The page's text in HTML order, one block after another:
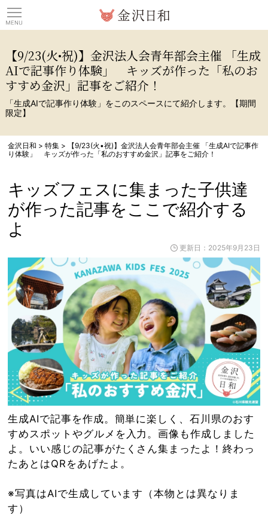
【9/23(火•祝)】金沢法人会青年部会主催 「生成
AIで記事作り体験」 キッズが作った「私のお
すすめ金沢」記事をご紹介！
「生成AIで記事作り体験」をこのスペースにて紹介します。【期間
限定】
金沢日和 >特集 >
【9/23(火•祝)】金沢法人会青年部会主催 「生成AIで記事作
り体験」 キッズが作った「私のおすすめ金沢」記事をご紹介！
キッズフェスに集まった子供達
が作った記事をここで紹介する
よ
更新日：2025年9月23日
生成AIで記事を作成。簡単に楽しく、石川県のおす
すめスポットやグルメを入力。画像も作成しました
よ。いい感じの記事がたくさん集まったよ！終わっ
たあとはQRをあげたよ。
※写真はAIで生成しています（本物とは異なりま
す）